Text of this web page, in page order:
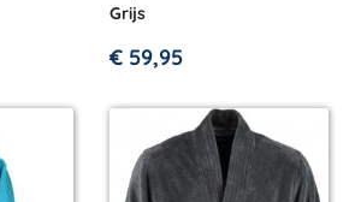
Grijs
€ 59,95